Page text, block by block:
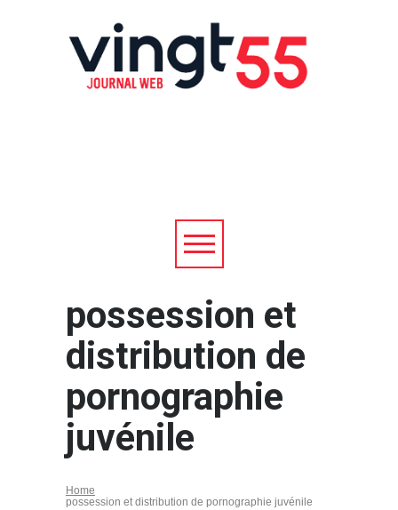
possession et
distribution de
pornographie
juvénile
Home
possession et distribution de pornographie juvénile